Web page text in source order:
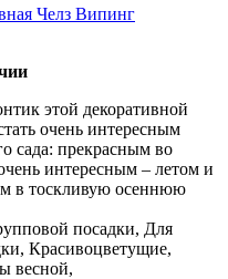
Челз Випинг
этой декоративной
очень интересным
сада: прекрасным во
интересным – летом и
в тоскливую осеннюю
посадки, Для
Красивоцветущие,
весной,